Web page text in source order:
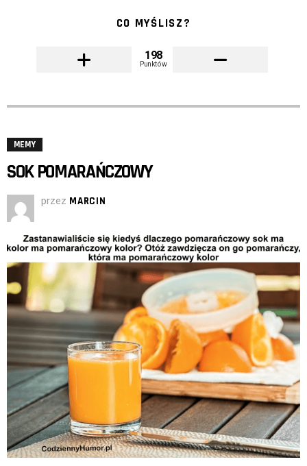
CO MYŚLISZ?
198
Punktów
MEMY
SOK POMARAŃCZOWY
przez MARCIN